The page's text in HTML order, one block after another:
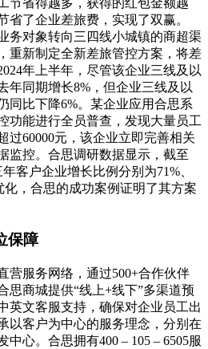
节省得越多，获得的红包金额越
省了企业差旅费，实现了双赢。
务对象转向三四线小城镇的商超渠
重新制定全新差旅管控方案，将差
年上半年，尽管该企业三线及以
年同期增长8%，但企业三线及以
同比下降6%。某企业应用合思系
功能进行全员普查，发现大量员工
过60000元，该企业立即完善相关
监控。合思调研数据显示，截至
客户企业增长比例分别为71%、
化，合思的成功案例证明了其方案
保障
营服务网络，通过500+合作伙伴
思商城提供“线上+线下”多渠道预
英文客服支持，确保对企业员工出
以客户为中心的服务理念，分别在
心。合思拥有400 – 105 – 6505服